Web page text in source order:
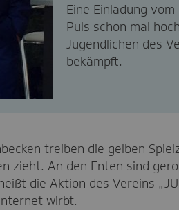
Eine Einladung
Puls schon mal
Jugendlichen des
bekämpft.
treiben die gelben
zieht. An den Enten sind
die Aktion des Vereins
wirbt.